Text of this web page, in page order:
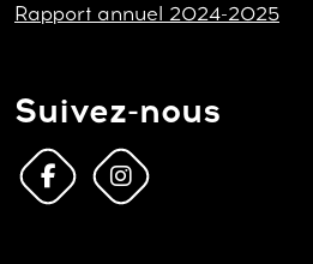
Rapport annuel 2024-2025
Suivez-nous